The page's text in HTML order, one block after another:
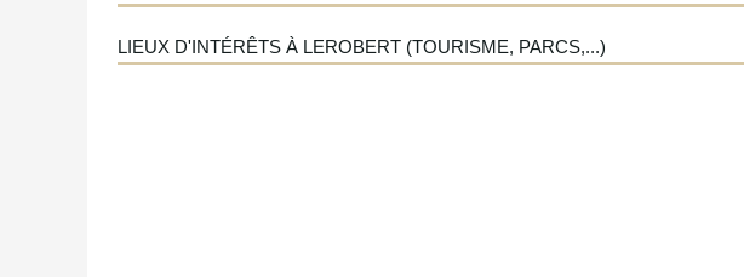
LIEUX D'INTÉRÊTS À LEROBERT (TOURISME, PARCS,...)